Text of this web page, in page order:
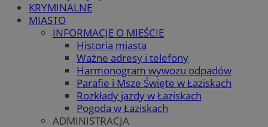
KRYMINALNE
MIASTO
INFORMACJE O MIEŚCIE
Historia miasta
Ważne adresy i telefony
Harmonogram wywozu odpadów
Parafie i Msze Święte w Łaziskach
Rozkłady jazdy w Łaziskach
Pogoda w Łaziskach
ADMINISTRACJA